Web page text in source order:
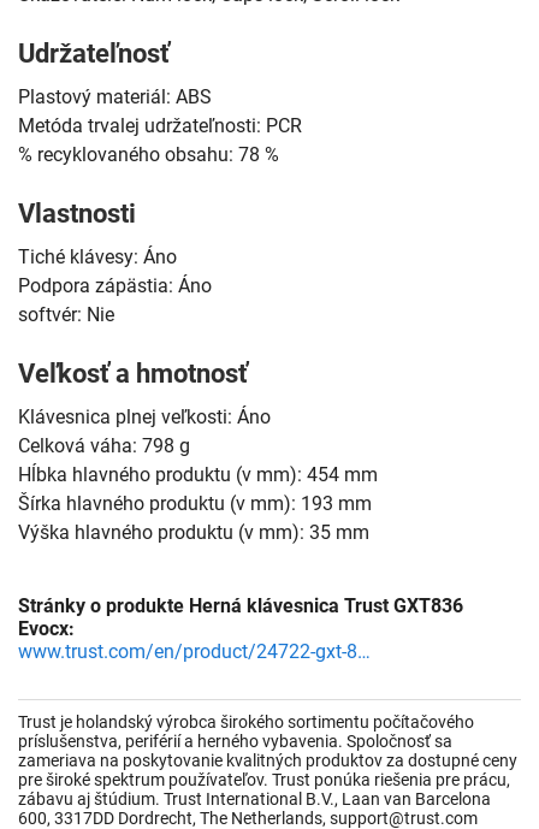
Udržateľnosť
Plastový materiál: ABS
Metóda trvalej udržateľnosti: PCR
% recyklovaného obsahu: 78 %
Vlastnosti
Tiché klávesy: Áno
Podpora zápästia: Áno
softvér: Nie
Veľkosť a hmotnosť
Klávesnica plnej veľkosti: Áno
Celková váha: 798 g
Hĺbka hlavného produktu (v mm): 454 mm
Šírka hlavného produktu (v mm): 193 mm
Výška hlavného produktu (v mm): 35 mm
Stránky o produkte Herná klávesnica Trust GXT836
Evocx:
www.trust.com/en/product/24722-gxt-836-evocx-illuminated-gaming-keyboard
Trust je holandský výrobca širokého sortimentu počítačového
príslušenstva, periférií a herného vybavenia. Spoločnosť sa
zameriava na poskytovanie kvalitných produktov za dostupné ceny
pre široké spektrum používateľov. Trust ponúka riešenia pre prácu,
zábavu aj štúdium. Trust International B.V., Laan van Barcelona
600, 3317DD Dordrecht, The Netherlands, support@trust.com